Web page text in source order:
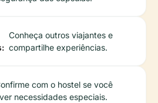
Conheça outros viajantes e
compartilhe experiências.
com o hostel se você
necessidades especiais.